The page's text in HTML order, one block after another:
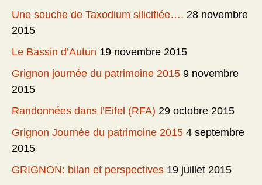
Une souche de Taxodium silicifiée…. 28 novembre
2015
Le Bassin d’Autun 19 novembre 2015
Grignon journée du patrimoine 2015 9 novembre
2015
Randonnées dans l’Eifel (RFA) 29 octobre 2015
Grignon Journée du patrimoine 2015 4 septembre
2015
GRIGNON: bilan et perspectives 19 juillet 2015